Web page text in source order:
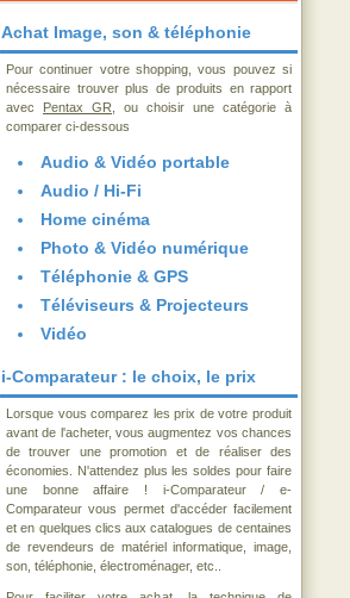
Achat Image, son & téléphonie
Pour continuer votre shopping, vous pouvez si
nécessaire trouver plus de produits en rapport
avec Pentax GR , ou choisir une catégorie à
comparer ci-dessous
Audio & Vidéo portable
Audio / Hi-Fi
Home cinéma
Photo & Vidéo numérique
Téléphonie & GPS
Téléviseurs & Projecteurs
Vidéo
i-Comparateur : le choix, le prix
Lorsque vous comparez les prix de votre produit
avant de l'acheter, vous augmentez vos chances
de trouver une promotion et de réaliser des
économies. N'attendez plus les soldes pour faire
une bonne affaire ! i-Comparateur / e-
Comparateur vous permet d'accéder facilement
et en quelques clics aux catalogues de centaines
de revendeurs de matériel informatique, image,
son, téléphonie, électroménager, etc..